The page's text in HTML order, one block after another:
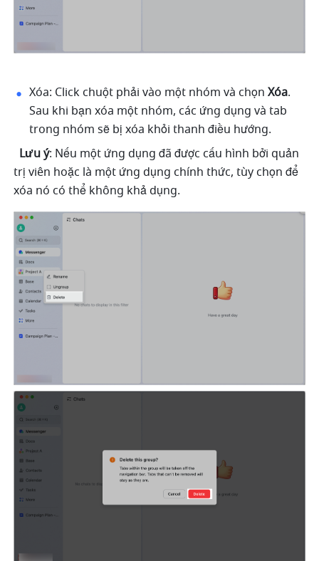
Xóa: Click chuột phải vào một nhóm và chọn Xóa.
Sau khi bạn xóa một nhóm, các ứng dụng và tab
trong nhóm sẽ bị xóa khỏi thanh điều hướng.
Lưu ý: Nếu một ứng dụng đã được cấu hình bởi quản
trị viên hoặc là một ứng dụng chính thức, tùy chọn để
xóa nó có thể không khả dụng.